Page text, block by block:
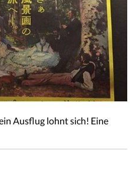
Ausflug lohnt sich! Eine